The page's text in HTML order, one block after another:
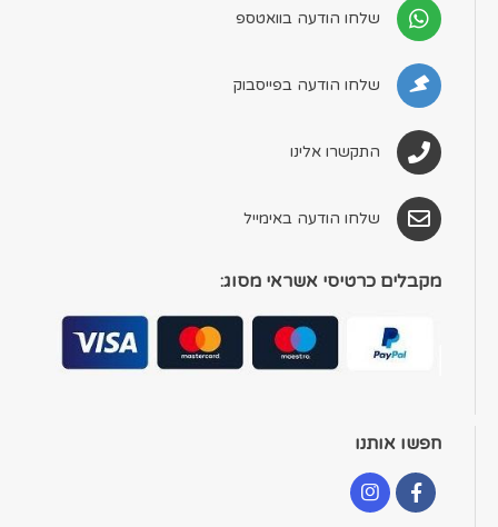
שלחו הודעה בוואטספ
שלחו הודעה בפייסבוק
התקשרו אלינו
שלחו הודעה באימייל
מקבלים כרטיסי אשראי מסוג:
חפשו אותנו